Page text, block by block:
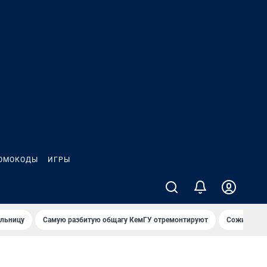
ИГРЫ
Самую разбитую общагу КемГУ отремонтируют